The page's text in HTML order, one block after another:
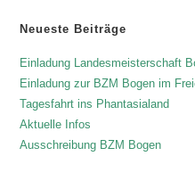
Neueste Beiträge
Einladung Landesmeisterschaft
Einladung zur BZM Bogen im
Tagesfahrt ins Phantasialand
Aktuelle Infos
Ausschreibung BZM Bogen